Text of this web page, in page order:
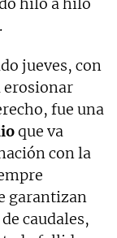
jueves, con
erosionar
fue una
que va
con la
garantizan
caudales,